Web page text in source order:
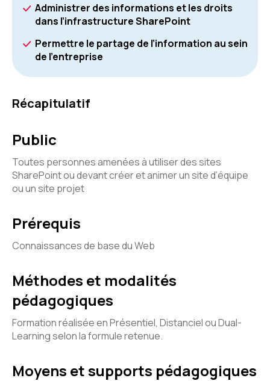
Administrer des informations et les droits
dans l’infrastructure SharePoint
Permettre le partage de l’information au sein
de l’entreprise
Récapitulatif
Public
Toutes personnes amenées à utiliser des sites
SharePoint ou devant créer et animer un site d’équipe
ou un site projet
Prérequis
Connaissances de base du Web
Méthodes et modalités
pédagogiques
Formation réalisée en Présentiel, Distanciel ou Dual-
Learning selon la formule retenue.
Moyens et supports pédagogiques